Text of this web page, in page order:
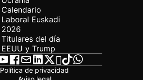
Calendario
Laboral Euskadi
2026
Titulares del día
EEUU y Trump
Política de privacidad